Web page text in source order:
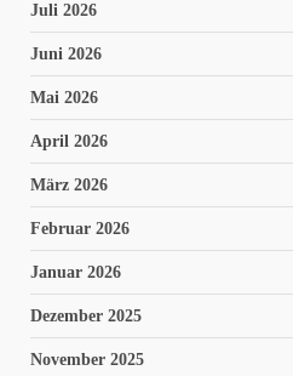
Juli 2026
Juni 2026
Mai 2026
April 2026
März 2026
Februar 2026
Januar 2026
Dezember 2025
November 2025